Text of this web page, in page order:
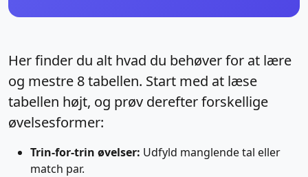
Her finder du alt hvad du behøver for at lære
og mestre 8 tabellen. Start med at læse
tabellen højt, og prøv derefter forskellige
øvelsesformer:
Trin-for-trin øvelser: Udfyld manglende tal eller
match par.